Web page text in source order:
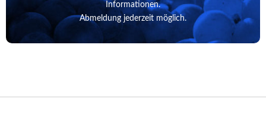
Informationen.
Abmeldung jederzeit möglich.